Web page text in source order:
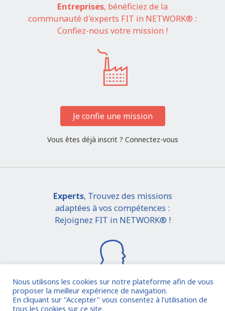
Entreprises, bénéficiez de la
communauté d'experts FIT in NETWORK® :
Confiez-nous votre mission !
Je confie une mission
Vous êtes déjà inscrit ? Connectez-vous
Experts, Trouvez des missions
adaptées à vos compétences :
Rejoignez FIT in NETWORK® !
Je rejoins la communauté
Nous utilisons les cookies sur notre plateforme afin de vous
proposer la meilleur expérience de navigation.
En cliquant sur "Accepter" vous consentez à l'utilisation de
tous les cookies sur ce site.